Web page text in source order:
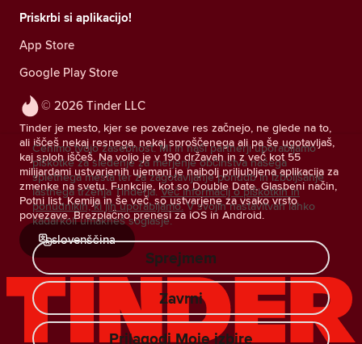
© 2026 Tinder LLC
Tinder je mesto, kjer se povezave res začnejo, ne glede na to,
ali iščeš nekaj resnega, nekaj sproščenega ali pa še ugotavljaš,
kaj sploh iščeš. Na voljo je v 190 državah in z več kot 55
milijardami ustvarjenih ujemanj je najbolj priljubljena aplikacija za
zmenke na svetu. Funkcije, kot so Double Date, Glasbeni način,
Potni list, Kemija in še več, so ustvarjene za vsako vrsto
povezave. Brezplačno prenesi za iOS in Android.
slovenščina
Priskrbi si aplikacijo!
App Store
Google Play Store
Cenimo tvojo zasebnost. Mi in naši partnerji uporabljamo
piškotke za sledenje za merjenje občinstva našega
spletnega mesta ter za zagotavljanje ponudb in izboljšanje
lastnega trženja Tinderja. Več informacij o piškotkih in
ponudnikih, ki jih uporabljamo. V svojih nastavitvah lahko
kadarkoli umakneš soglasje.
Sprejmem
Zavrni
Prilagodi Moje izbire